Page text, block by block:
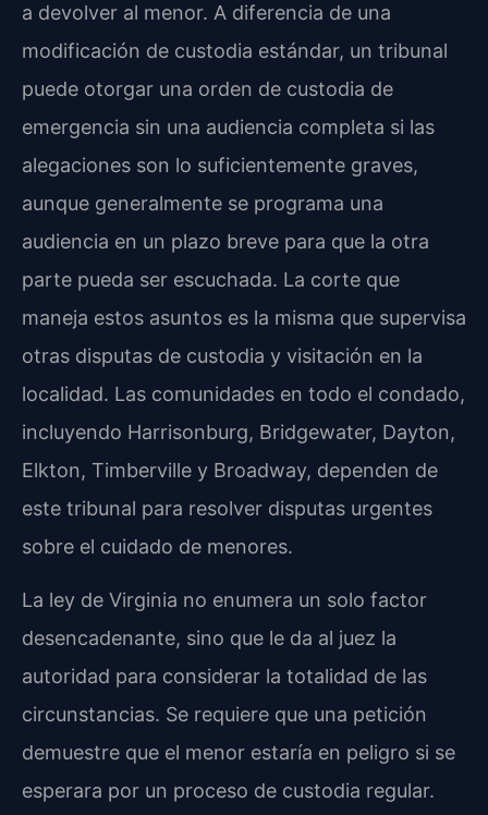
a devolver al menor. A diferencia de una
modificación de custodia estándar, un tribunal
puede otorgar una orden de custodia de
emergencia sin una audiencia completa si las
alegaciones son lo suficientemente graves,
aunque generalmente se programa una
audiencia en un plazo breve para que la otra
parte pueda ser escuchada. La corte que
maneja estos asuntos es la misma que supervisa
otras disputas de custodia y visitación en la
localidad. Las comunidades en todo el condado,
incluyendo Harrisonburg, Bridgewater, Dayton,
Elkton, Timberville y Broadway, dependen de
este tribunal para resolver disputas urgentes
sobre el cuidado de menores.
La ley de Virginia no enumera un solo factor
desencadenante, sino que le da al juez la
autoridad para considerar la totalidad de las
circunstancias. Se requiere que una petición
demuestre que el menor estaría en peligro si se
esperara por un proceso de custodia regular.